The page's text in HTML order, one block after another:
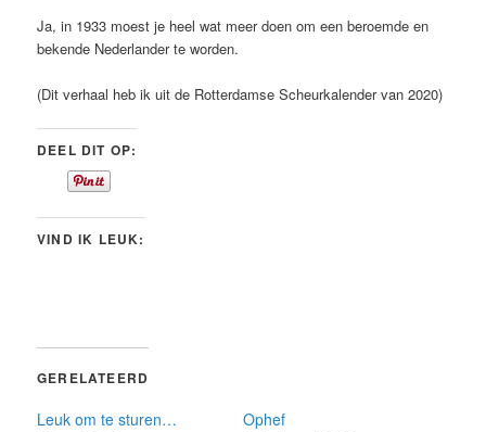
Ja, in 1933 moest je heel wat meer doen om een beroemde en
bekende Nederlander te worden.
(Dit verhaal heb ik uit de Rotterdamse Scheurkalender van 2020)
DEEL DIT OP:
VIND IK LEUK:
GERELATEERD
Leuk om te sturen…
Ophef